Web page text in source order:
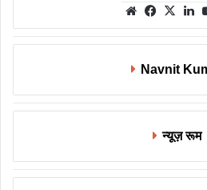
WebsiteX
Navnit
न्यूज़ रूम